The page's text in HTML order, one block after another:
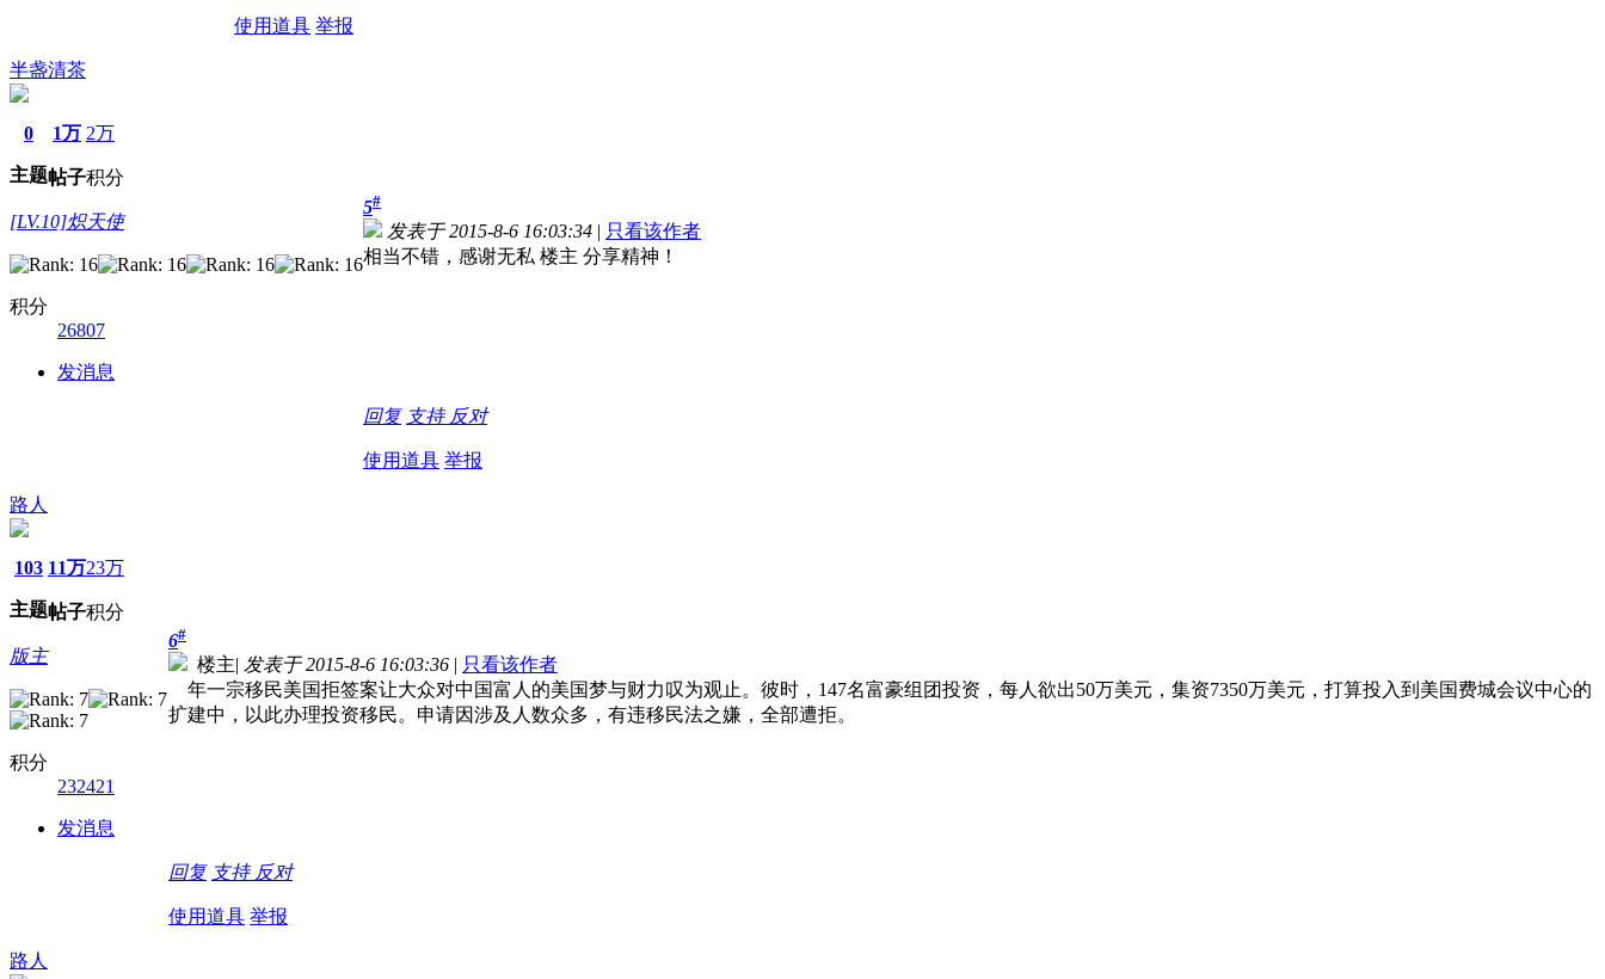
使用道具 举报
半盏清茶
0
主题
1万
帖子
2万
积分
[LV.10]炽天使
积分
26807
发消息
5#
发表于 2015-8-6 16:03:34 | 只看该作者
相当不错，感谢无私 楼主 分享精神！
回复 支持 反对
使用道具 举报
路人
103
主题
11万
帖子
23万
积分
版主
积分
232421
发消息
6#
楼主| 发表于 2015-8-6 16:03:36 | 只看该作者
年一宗移民美国拒签案让大众对中国富人的美国梦与财力叹为观止。彼时，147名富豪组团投资，每人欲出50万美元，集资7350万美元，打算投入到美国费城会议中心的
扩建中，以此办理投资移民。申请因涉及人数众多，有违移民法之嫌，全部遭拒。
回复 支持 反对
使用道具 举报
路人